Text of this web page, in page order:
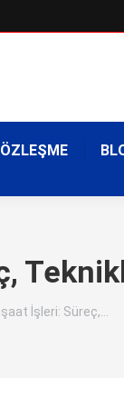
İşleri: Süreç,…